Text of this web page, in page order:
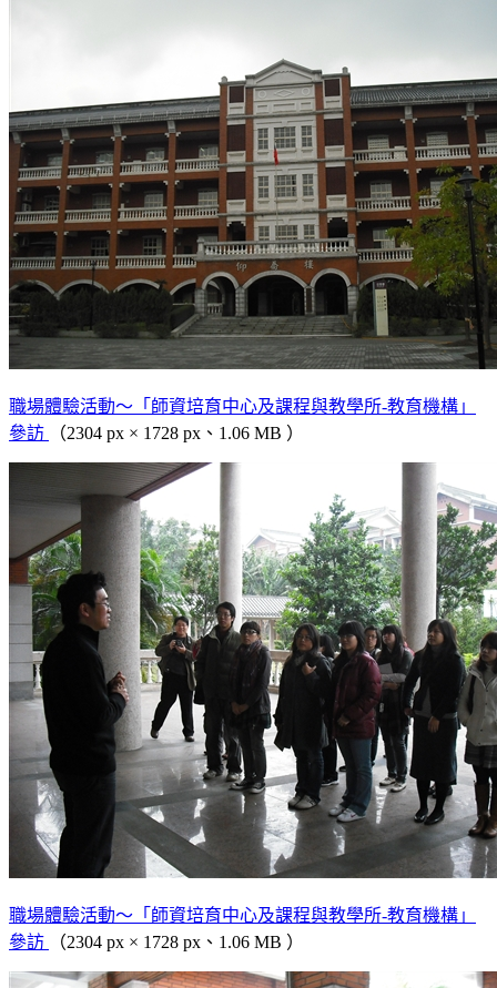
職場體驗活動～「師資培育中心及課程與教學所-教育機構」
參訪
（2304 px × 1728 px、1.06 MB ）
職場體驗活動～「師資培育中心及課程與教學所-教育機構」
參訪
（2304 px × 1728 px、1.06 MB ）